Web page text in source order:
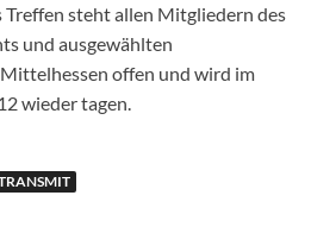
Treffen steht allen Mitgliedern des
und ausgewählten
offen und wird im
wieder tagen.